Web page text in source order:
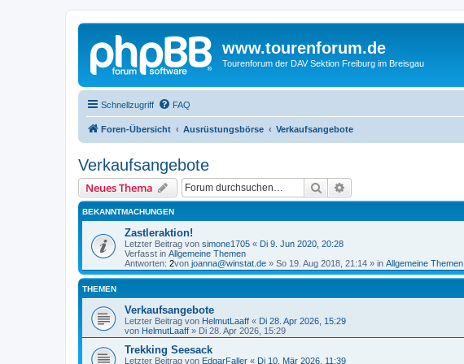
www.tourenforum.de
Tourenforum der DAV Sektion Freiburg im Breisgau
Schnellzugriff FAQ
Foren-Übersicht Ausrüstungsbörse Verkaufsangebote
Verkaufsangebote
Neues Thema Suche
BEKANNTMACHUNGEN
Zastleraktion!
Letzter Beitrag von simone1705 « Di 9. Jun 2020, 20:28
Verfasst in Allgemeine Themen
Antworten: 2von joanna@winstat.de » So 19. Aug 2018, 21:14 » in Allgemeine Themen
THEMEN
Verkaufsangebote
Letzter Beitrag von HelmutLaaff « Di 28. Apr 2026, 15:29
von HelmutLaaff » Di 28. Apr 2026, 15:29
Trekking Seesack
Letzter Beitrag von EdgarFaller « Di 10. Mär 2026, 11:39